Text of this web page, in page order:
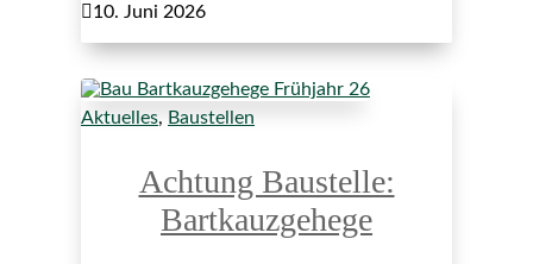
10. Juni 2026
Aktuelles, Baustellen
Achtung Baustelle:
Bartkauzgehege